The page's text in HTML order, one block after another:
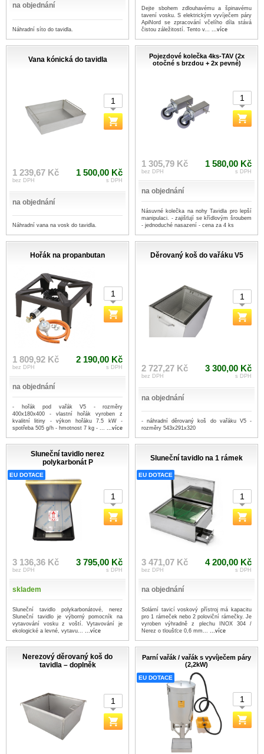
na objednání
Náhradní síto do tavidla.
Dejte sbohem zdlouhavému a špinavému
tavení vosku. S elektrickým vyvíječem páry
ApiNord se zpracování včelího díla stává
čistou záležitostí. Tento v... ...více
Vana kónická do tavidla
1 239,67 Kč
bez DPH
1 500,00 Kč
s DPH
na objednání
Náhradní vana na vosk do tavidla.
Pojezdové kolečka 4ks-TAV (2x
otočné s brzdou + 2x pevné)
1 305,79 Kč
bez DPH
1 580,00 Kč
s DPH
na objednání
Násuvné kolečka na nohy Tavidla pro lepší
manipulaci. - zajišťují se křídlovým šroubem
- jednoduché nasazení - cena za 4 ks
Hořák na propanbutan
1 809,92 Kč
bez DPH
2 190,00 Kč
s DPH
na objednání
- hořák pod vařák V5 - rozměry
400x180x400 - vlastní hořák vyroben z
kvalitní litiny - výkon hořáku 7.5 kW -
spotřeba 505 g/h - hmotnost 7 kg - ... ...více
Děrovaný koš do vařáku V5
2 727,27 Kč
bez DPH
3 300,00 Kč
s DPH
na objednání
- náhradní děrovaný koš do vařáku V5 -
rozměry 543x291x320
Sluneční tavidlo nerez
polykarbonát P
EU DOTACE
3 136,36 Kč
bez DPH
3 795,00 Kč
s DPH
skladem
Sluneční tavidlo polykarbonátové, nerez
Sluneční tavidlo je výborný pomocník na
vytavování vosku z voští. Vytavování je
ekologické a levné, vytavu... ...více
Sluneční tavidlo na 1 rámek
EU DOTACE
3 471,07 Kč
bez DPH
4 200,00 Kč
s DPH
na objednání
Solární tavicí voskový přístroj má kapacitu
pro 1 rámeček nebo 2 poloviční rámečky. Je
vyroben výhradně z plechu INOX 304 /
Nerez o tloušťce 0,6 mm... ...více
Nerezový děrovaný koš do
tavidla – doplněk
Parní vařák / vařák s vyvíječem páry
(2,2kW)
EU DOTACE